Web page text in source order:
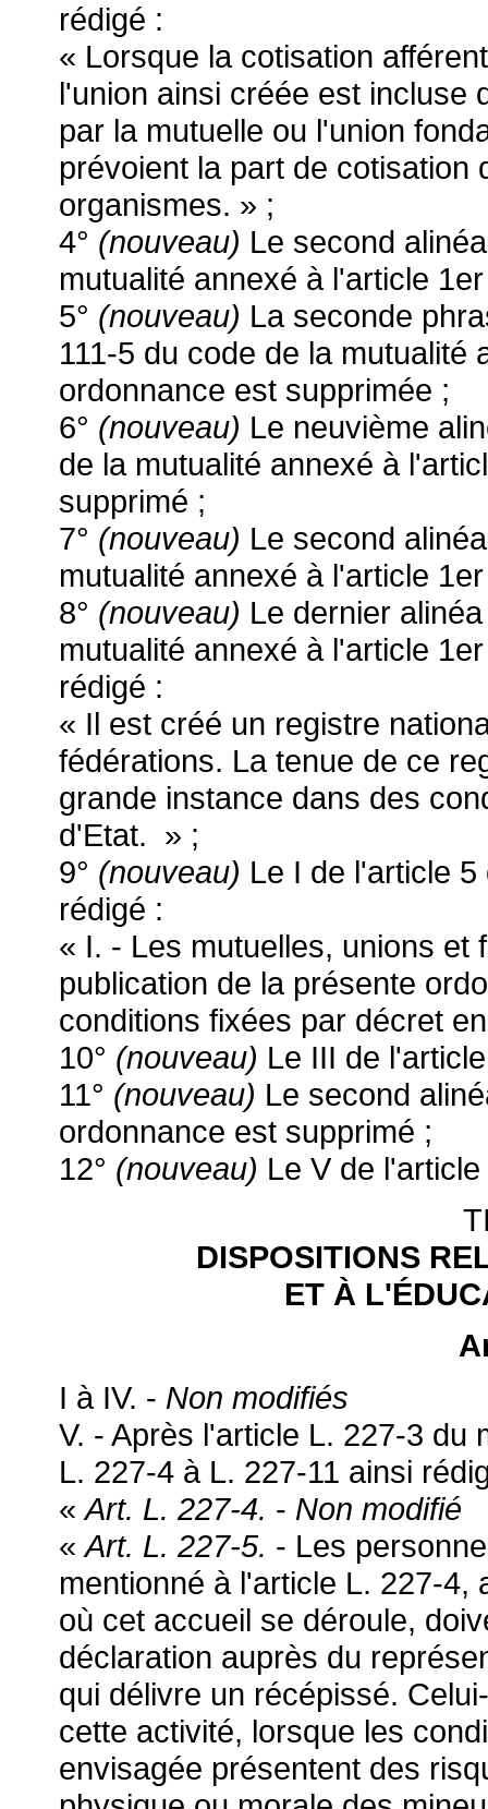
rédigé :
« Lorsque la cotisation
l'union ainsi créée est incluse
par la mutuelle ou l'union
prévoient la part de cotisation
organismes. » ;
4° (nouveau) Le second
mutualité annexé à l'article
5° (nouveau) La seconde
111-5 du code de la
ordonnance est supprimée ;
6° (nouveau) Le neuvième
de la mutualité annexé à
supprimé ;
7° (nouveau) Le second
mutualité annexé à l'article
8° (nouveau) Le dernier
mutualité annexé à l'article
rédigé :
« Il est créé un registre
fédérations. La tenue de ce
grande instance dans des
d'Etat. » ;
9° (nouveau) Le I de l'article
rédigé :
« I. - Les mutuelles, unions et
publication de la présente
conditions fixées par décret
10° (nouveau) Le III de
11° (nouveau) Le second
ordonnance est supprimé ;
12° (nouveau) Le V de
DISPOSITIONS
ET À
I à IV. - Non modifiés
V. - Après l'article L. 227-3 du
L. 227-4 à L. 227-11 ainsi
« Art. L. 227-4. - Non modifié
« Art. L. 227-5. - Les
mentionné à l'article L. 227-4,
où cet accueil se déroule,
déclaration auprès du
qui délivre un récépissé.
cette activité, lorsque les
envisagée présentent des